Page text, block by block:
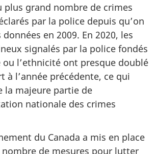
plus grand nombre de crimes
par la police depuis qu’on
en 2009. En 2020, les
signalés par la police fondés
ou l’ethnicité ont presque doublé
à l’année précédente, ce qui
la majeure partie de
nationale des crimes
du Canada a mis en place
de mesures pour lutter